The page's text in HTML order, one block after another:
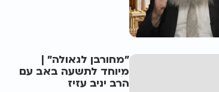
"מחורבן לגאולה" |
מיוחד לתשעה באב עם
הרב יניב עזיז